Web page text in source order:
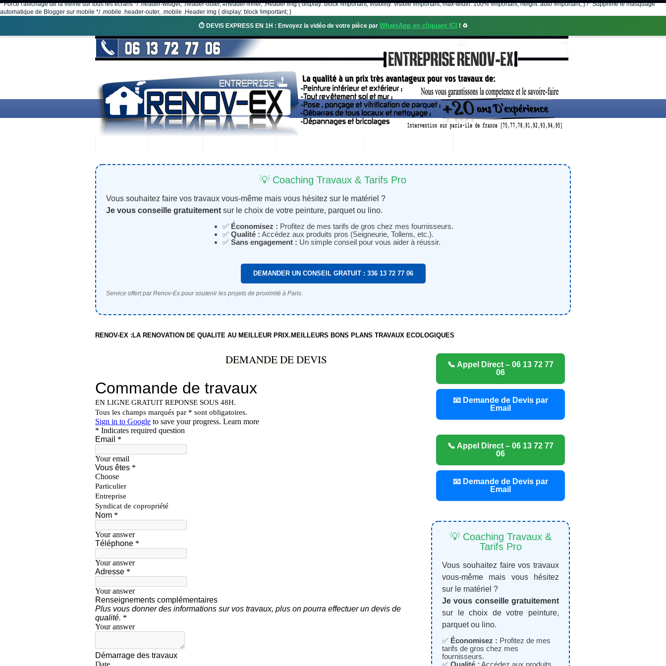
* Force l'affichage de la vitrine sur tous les écrans */ .header-widget, .header-outer, #header-inner, .Header img { display: block !important; visibility: visible !important; max-width: 100% !important; height: auto !important; } /* Supprime le masquage
automatique de Blogger sur mobile */ .mobile .header-outer, .mobile .Header img { display: block !important; }
⏱️ DEVIS EXPRESS EN 1H : Envoyez la vidéo de votre pièce par WhatsApp en cliquant ICI ! ♻️
💡 Coaching Travaux & Tarifs Pro
Vous souhaitez faire vos travaux vous-même mais vous hésitez sur le matériel ?
Je vous conseille gratuitement sur le choix de votre peinture, parquet ou lino.
✅ Économisez : Profitez de mes tarifs de gros chez mes fournisseurs.
✅ Qualité : Accédez aux produits pros (Seigneurie, Tollens, etc.).
✅ Sans engagement : Un simple conseil pour vous aider à réussir.
DEMANDER UN CONSEIL GRATUIT : 336 13 72 77 06
Service offert par Renov-Ex pour soutenir les projets de proximité à Paris.
RENOV-EX :LA RENOVATION DE QUALITE AU MEILLEUR PRIX.MEILLEURS BONS PLANS TRAVAUX ECOLOGIQUES
DEMANDE DE DEVIS
📞 Appel Direct – 06 13 72 77
06
📧 Demande de Devis par
Email
📞 Appel Direct – 06 13 72 77
06
📧 Demande de Devis par
Email
💡 Coaching Travaux &
Tarifs Pro
Vous souhaitez faire vos travaux
vous-même mais vous hésitez
sur le matériel ?
Je vous conseille gratuitement
sur le choix de votre peinture,
parquet ou lino.
✅ Économisez : Profitez de mes
tarifs de gros chez mes
fournisseurs.
✅ Qualité : Accédez aux produits